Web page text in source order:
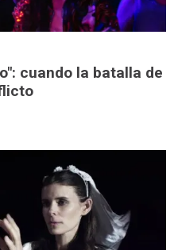
cuando la batalla de